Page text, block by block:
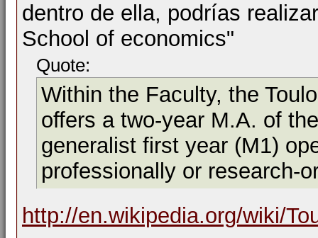
dentro de ella, podrías
School of economics"
Quote:
Within the Faculty, the
offers a two-year M.A. of
generalist first year (M1)
professionally or research-
http://en.wikipedia.org/wiki/